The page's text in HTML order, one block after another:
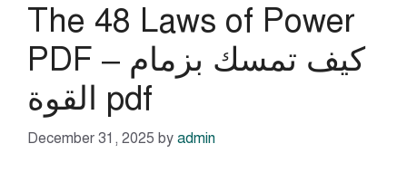
The 48 Laws of Power
PDF – كيف تمسك بزمام
القوة pdf
December 31, 2025 by admin